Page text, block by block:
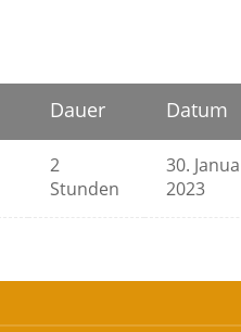
Dauer Datum
2
Stunden
30.
2023